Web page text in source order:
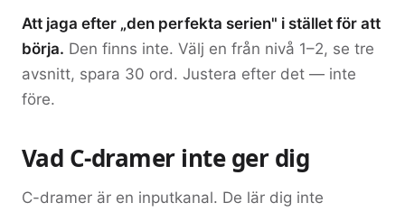
Att jaga efter „den perfekta serien" i stället för att
börja. Den finns inte. Välj en från nivå 1–2, se tre
avsnitt, spara 30 ord. Justera efter det — inte
före.
Vad C-dramer inte ger dig
C-dramer är en inputkanal. De lär dig inte